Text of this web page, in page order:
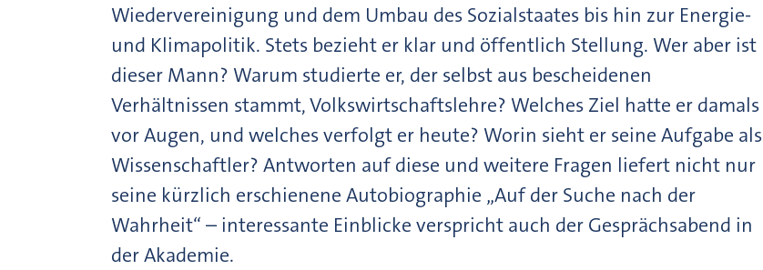
Wiedervereinigung und dem Umbau des Sozialstaates bis hin zur Energie-
und Klimapolitik. Stets bezieht er klar und öffentlich Stellung. Wer aber ist
dieser Mann? Warum studierte er, der selbst aus bescheidenen
Verhältnissen stammt, Volkswirtschaftslehre? Welches Ziel hatte er damals
vor Augen, und welches verfolgt er heute? Worin sieht er seine Aufgabe als
Wissenschaftler? Antworten auf diese und weitere Fragen liefert nicht nur
seine kürzlich erschienene Autobiographie „Auf der Suche nach der
Wahrheit“ – interessante Einblicke verspricht auch der Gesprächsabend in
der Akademie.